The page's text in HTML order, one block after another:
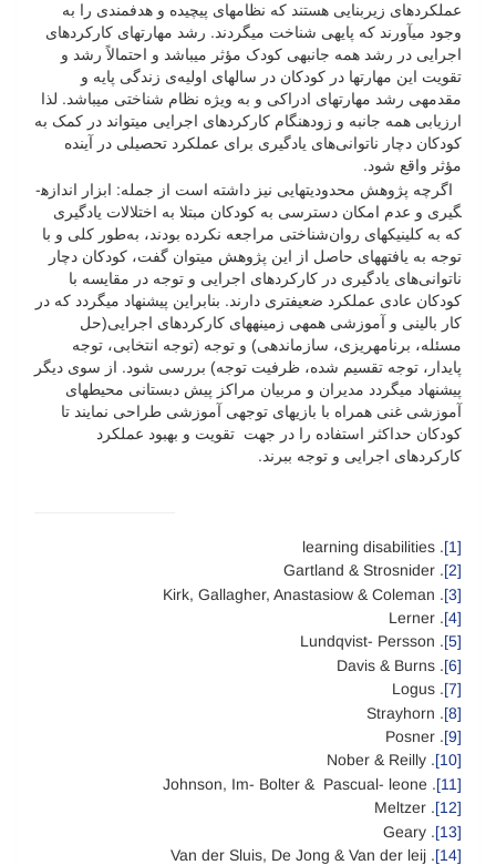
عملکردهای زیربنایی هستند که نظام­های پیچیده و هدفمندی را به
وجود می­آورند که پایه­ی شناخت می­گردند. رشد مهارت­های کارکردهای
اجرایی در رشد همه جانبه­ی کودک مؤثر می­باشد و احتمالاً رشد و
تقویت این مهارت­ها در کودکان در سال­های اولیه‌ی زندگی پایه و
مقدمه­ی رشد مهارت­های ادراکی و به ویژه نظام شناختی می­باشد. لذا
ارزیابی همه جانبه و زودهنگام کارکردهای اجرایی می­تواند در کمک به
کودکان دچار ناتوانی‌های یادگیری برای عملکرد تحصیلی در آینده
مؤثر واقع شود.
اگرچه پژوهش محدودیت­هایی نیز داشته است از جمله: ابزار اندازه­
گیری و عدم امکان دسترسی به کودکان مبتلا به اختلالات یادگیری
که به کلینیک­های روان‌شناختی مراجعه نکرده بودند، به‌طور کلی و با
توجه به یافته­های حاصل از این پژوهش می­توان گفت، کودکان دچار
ناتوانی‌های یادگیری در کارکردهای اجرایی و توجه در مقایسه با
کودکان عادی عملکرد ضعیف­تری دارند. بنابراین پیشنهاد می­گردد که در
کار بالینی و آموزشی همه­ی زمینه­های کارکردهای اجرایی(حل
مسئله، برنامه­ریزی، سازمان­دهی) و توجه (توجه انتخابی، توجه
پایدار، توجه تقسیم شده، ظرفیت توجه) بررسی شود. از سوی دیگر
پیشنهاد می­گردد مدیران و مربیان مراکز پیش دبستانی محیط­های
آموزشی غنی همراه با بازی­های توجهی آموزشی طراحی نمایند تا
کودکان حداکثر استفاده را در جهت تقویت و بهبود عملکرد
کارکردهای اجرایی و توجه ببرند.
[1]
. learning disabilities
[2]
. Gartland & Strosnider
[3]
. Kirk, Gallagher, Anastasiow & Coleman
[4]
. Lerner
[5]
. Lundqvist- Persson
[6]
. Davis & Burns
[7]
. Logus
[8]
. Strayhorn
[9]
. Posner
[10]
. Nober & Reilly
[11]
. Johnson, Im- Bolter & Pascual- leone
[12]
. Meltzer
[13]
. Geary
[14]
. Van der Sluis, De Jong & Van der leij